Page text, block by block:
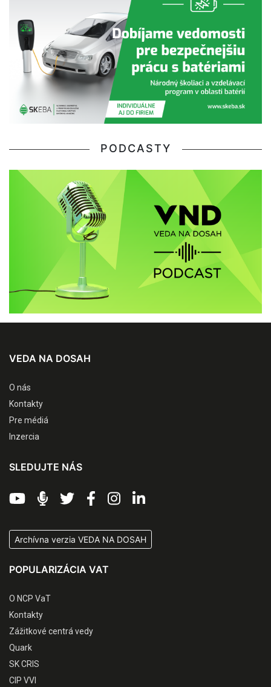
PODCASTY
VEDA NA DOSAH
O nás
Kontakty
Pre médiá
Inzercia
SLEDUJTE NÁS
Archívna verzia VEDA NA DOSAH
POPULARIZÁCIA VAT
O NCP VaT
Kontakty
Zážitkové centrá vedy
Quark
SK CRIS
CIP VVI